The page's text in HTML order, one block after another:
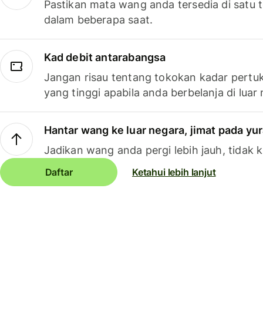
Pastikan mata wang anda tersedia di satu
dalam beberapa saat.
Kad debit antarabangsa
Jangan risau tentang tokokan kadar
yang tinggi apabila anda berbelanja di luar
Hantar wang ke luar negara, jimat pada
Jadikan wang anda pergi lebih jauh, tidak
Daftar Ketahui lebih lanjut